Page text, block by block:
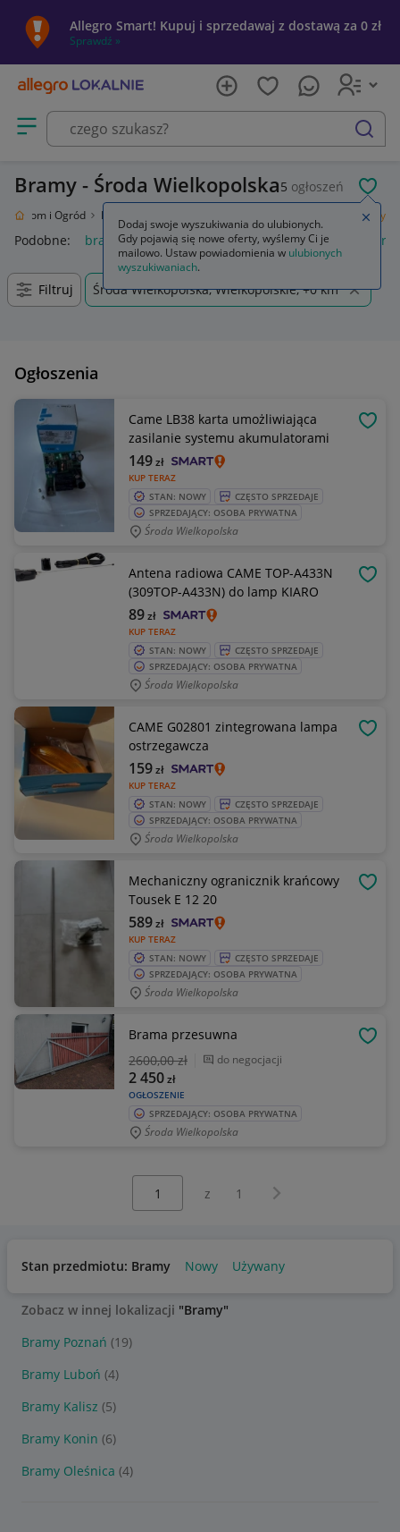
Allegro Smart! Kupuj i sprzedawaj z dostawą za 0 zł
Sprawdź »
Otwórz menu z kategoriami
szukaj
Bramy - Środa Wielkopolska5 ogłoszeń
Dom i Ogród Budownictwo i Akcesoria Bramy
Podobne: bramy napęd bramy dwuskrzydłowej napęd
Filtruj Środa Wielkopolska, Wielkopolskie, +0 km
Ogłoszenia
Came LB38 karta umożliwiająca
zasilanie systemu akumulatorami
KUP TERAZ
149zł
STAN: NOWY
CZĘSTO SPRZEDAJE
SPRZEDAJĄCY: OSOBA PRYWATNA
Środa Wielkopolska
Antena radiowa CAME TOP-A433N
(309TOP-A433N) do lamp KIARO
KUP TERAZ
89zł
STAN: NOWY
CZĘSTO SPRZEDAJE
SPRZEDAJĄCY: OSOBA PRYWATNA
Środa Wielkopolska
CAME G02801 zintegrowana lampa
ostrzegawcza
KUP TERAZ
159zł
STAN: NOWY
CZĘSTO SPRZEDAJE
SPRZEDAJĄCY: OSOBA PRYWATNA
Środa Wielkopolska
Mechaniczny ogranicznik krańcowy
Tousek E 12 20
KUP TERAZ
589zł
STAN: NOWY
CZĘSTO SPRZEDAJE
SPRZEDAJĄCY: OSOBA PRYWATNA
Środa Wielkopolska
Brama przesuwna
2600,00 zł do negocjacji
OGŁOSZENIE
2 450zł
SPRZEDAJĄCY: OSOBA PRYWATNA
Środa Wielkopolska
z 1 Następna strona
Stan przedmiotu: Bramy Nowy Używany
Zobacz w innej lokalizacji "Bramy"
Bramy Poznań (19)
Bramy Luboń (4)
Bramy Kalisz (5)
Bramy Konin (6)
Bramy Oleśnica (4)
Dodaj swoje wyszukiwania do ulubionych.
Gdy pojawią się nowe oferty, wyślemy Ci je
mailowo. Ustaw powiadomienia w ulubionych
wyszukiwaniach.